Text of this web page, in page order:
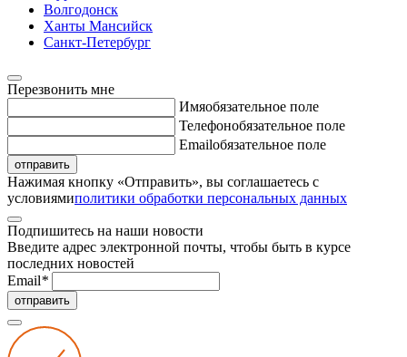
Волгодонск
Ханты Мансийск
Санкт-Петербург
Перезвонить мне
Имяобязательное поле
Телефонобязательное поле
Emailобязательное поле
отправить
Нажимая кнопку «Отправить», вы соглашаетесь с
условиямиполитики обработки персональных данных
Подпишитесь на наши новости
Введите адрес электронной почты, чтобы быть в курсе
последних новостей
Email*
отправить